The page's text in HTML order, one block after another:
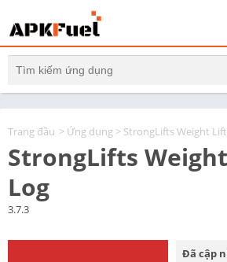
Trang đầu > Ứng dụng > StrongLifts Weight
StrongLifts
Log
3.7.3
Đã cập